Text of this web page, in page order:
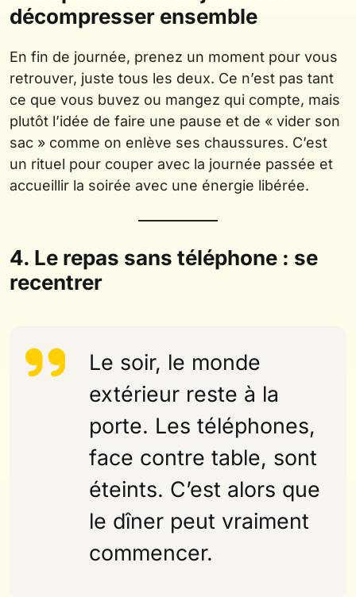
décompresser ensemble
En fin de journée, prenez un moment pour vous
retrouver, juste tous les deux. Ce n’est pas tant
ce que vous buvez ou mangez qui compte, mais
plutôt l’idée de faire une pause et de « vider son
sac » comme on enlève ses chaussures. C’est
un rituel pour couper avec la journée passée et
accueillir la soirée avec une énergie libérée.
4. Le repas sans téléphone : se
recentrer
Le soir, le monde
extérieur reste à la
porte. Les téléphones,
face contre table, sont
éteints. C’est alors que
le dîner peut vraiment
commencer.